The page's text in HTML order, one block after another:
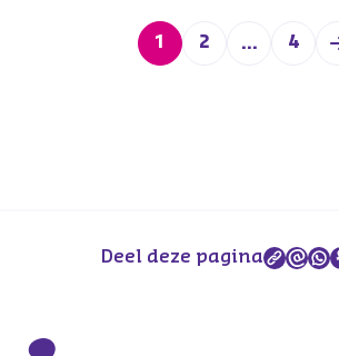
1 2 ... 4
Deel deze pagina